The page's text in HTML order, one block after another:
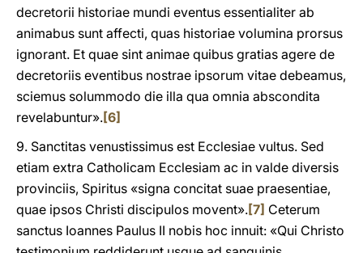
decretorii historiae mundi eventus essentialiter ab
animabus sunt affecti, quas historiae volumina prorsus
ignorant. Et quae sint animae quibus gratias agere de
decretoriis eventibus nostrae ipsorum vitae debeamus,
sciemus solummodo die illa qua omnia abscondita
revelabuntur».[6]
9. Sanctitas venustissimus est Ecclesiae vultus. Sed
etiam extra Catholicam Ecclesiam ac in valde diversis
provinciis, Spiritus «signa concitat suae praesentiae,
quae ipsos Christi discipulos movent».[7] Ceterum
sanctus Ioannes Paulus II nobis hoc innuit: «Qui Christo